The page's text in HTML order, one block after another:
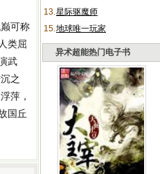
可称
类屈
武
之
萍，
国丘
13.星际驱魔师
15.地球唯一玩家
异术超能热门电子书